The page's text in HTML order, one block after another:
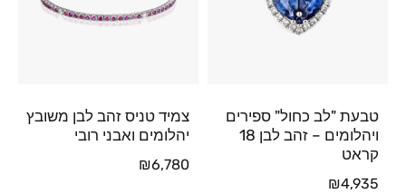
טבעת "לב כחול" ספירים
ויהלומים – זהב לבן 18
קראט
₪4,935
צמיד טניס זהב לבן משובץ
יהלומים ואבני רובי
₪6,780